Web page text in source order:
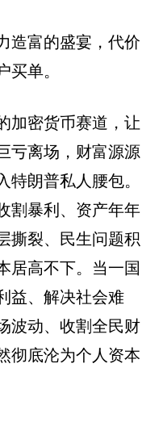
造富的盛宴，代价
买单。
加密货币赛道，让
亏离场，财富源源
特朗普私人腰包。
割暴利、资产年年
撕裂、民生问题积
居高不下。当一国
益、解决社会难
波动、收割全民财
彻底沦为个人资本